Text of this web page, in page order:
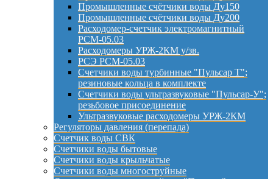
Промышленные счётчики воды Ду150
Промышленные счётчики воды Ду200
Расходомер-счетчик электромагнитный
РСМ-05.03
Расходомеры УРЖ-2КМ у/зв.
РСЭ РСМ-05.03
Счетчики воды турбинные "Пульсар Т";
резиновые кольца в комплекте
Счетчики воды ультразвуковые "Пульсар-У";
резьбовое присоединение
Ультразвуковые расходомеры УРЖ-2КМ
Регуляторы давления (перепада)
Счетчик воды СВК
Счетчики воды бытовые
Счетчики воды крыльчатые
Счетчики воды многоструйные